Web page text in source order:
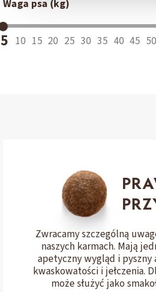
Waga psa (kg)
5 10 15 20 25 30 35 40 45
Zwracamy szczególną
naszych karmach. Mają
apetyczny wygląd i
kwaskowatości i jełczenia.
może służyć jako